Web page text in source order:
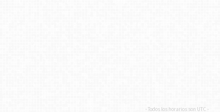
- Todos los horarios son UTC -